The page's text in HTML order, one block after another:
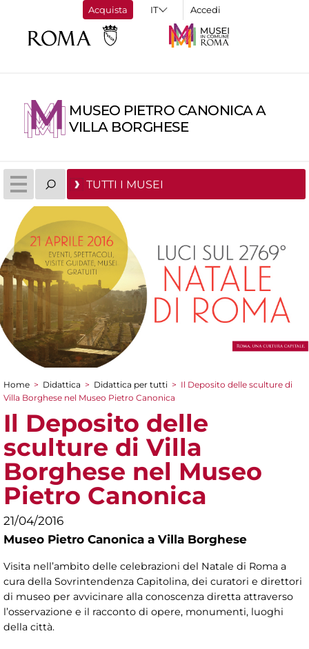
Acquista Accedi
MUSEO PIETRO CANONICA A
VILLA BORGHESE
TUTTI I MUSEI
Tu sei qui
Home > Didattica > Didattica per tutti > Il Deposito delle sculture di
Villa Borghese nel Museo Pietro Canonica
Il Deposito delle
sculture di Villa
Borghese nel Museo
Pietro Canonica
21/04/2016
Museo Pietro Canonica a Villa Borghese
Visita nell’ambito delle celebrazioni del Natale di Roma a
cura della Sovrintendenza Capitolina, dei curatori e direttori
di museo per avvicinare alla conoscenza diretta attraverso
l’osservazione e il racconto di opere, monumenti, luoghi
della città.